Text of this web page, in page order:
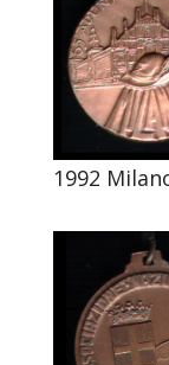
1992